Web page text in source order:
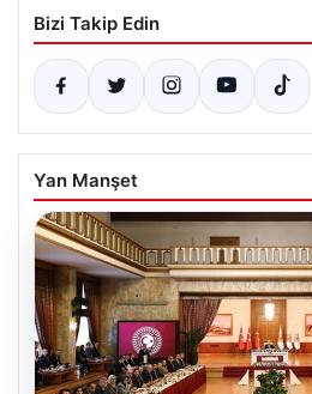
Bizi Takip Edin
Yan Manşet